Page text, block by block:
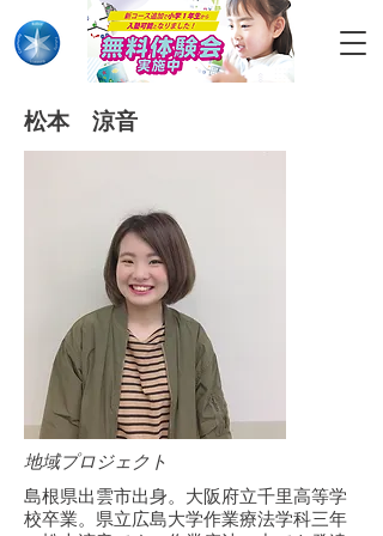
松本 涼音
地域プロジェクト
島根県出雲市出身。大阪府立千里高等学
校卒業。県立広島大学作業療法学科三年